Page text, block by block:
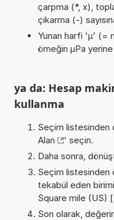
çarpma (*, x),
çıkarma (-)
Yunan harfi 'µ' (=
örneğin µPa yerine
ya da: Hesap
kullanma
Seçim listesinden
Alan
' seçin.
Daha sonra,
Seçim listesinden
tekabül eden
Square mile (US)
Son olarak,